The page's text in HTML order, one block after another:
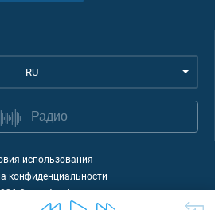
RU
Радио
использования
конфиденциальности
Quran Academy